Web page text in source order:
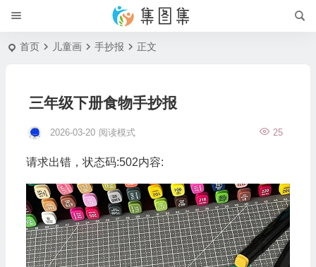
首页 儿童画 手抄报 正文
三年级下册食物手抄报
2026-03-20 25
阅读模式
请求出错，状态码:502内容: